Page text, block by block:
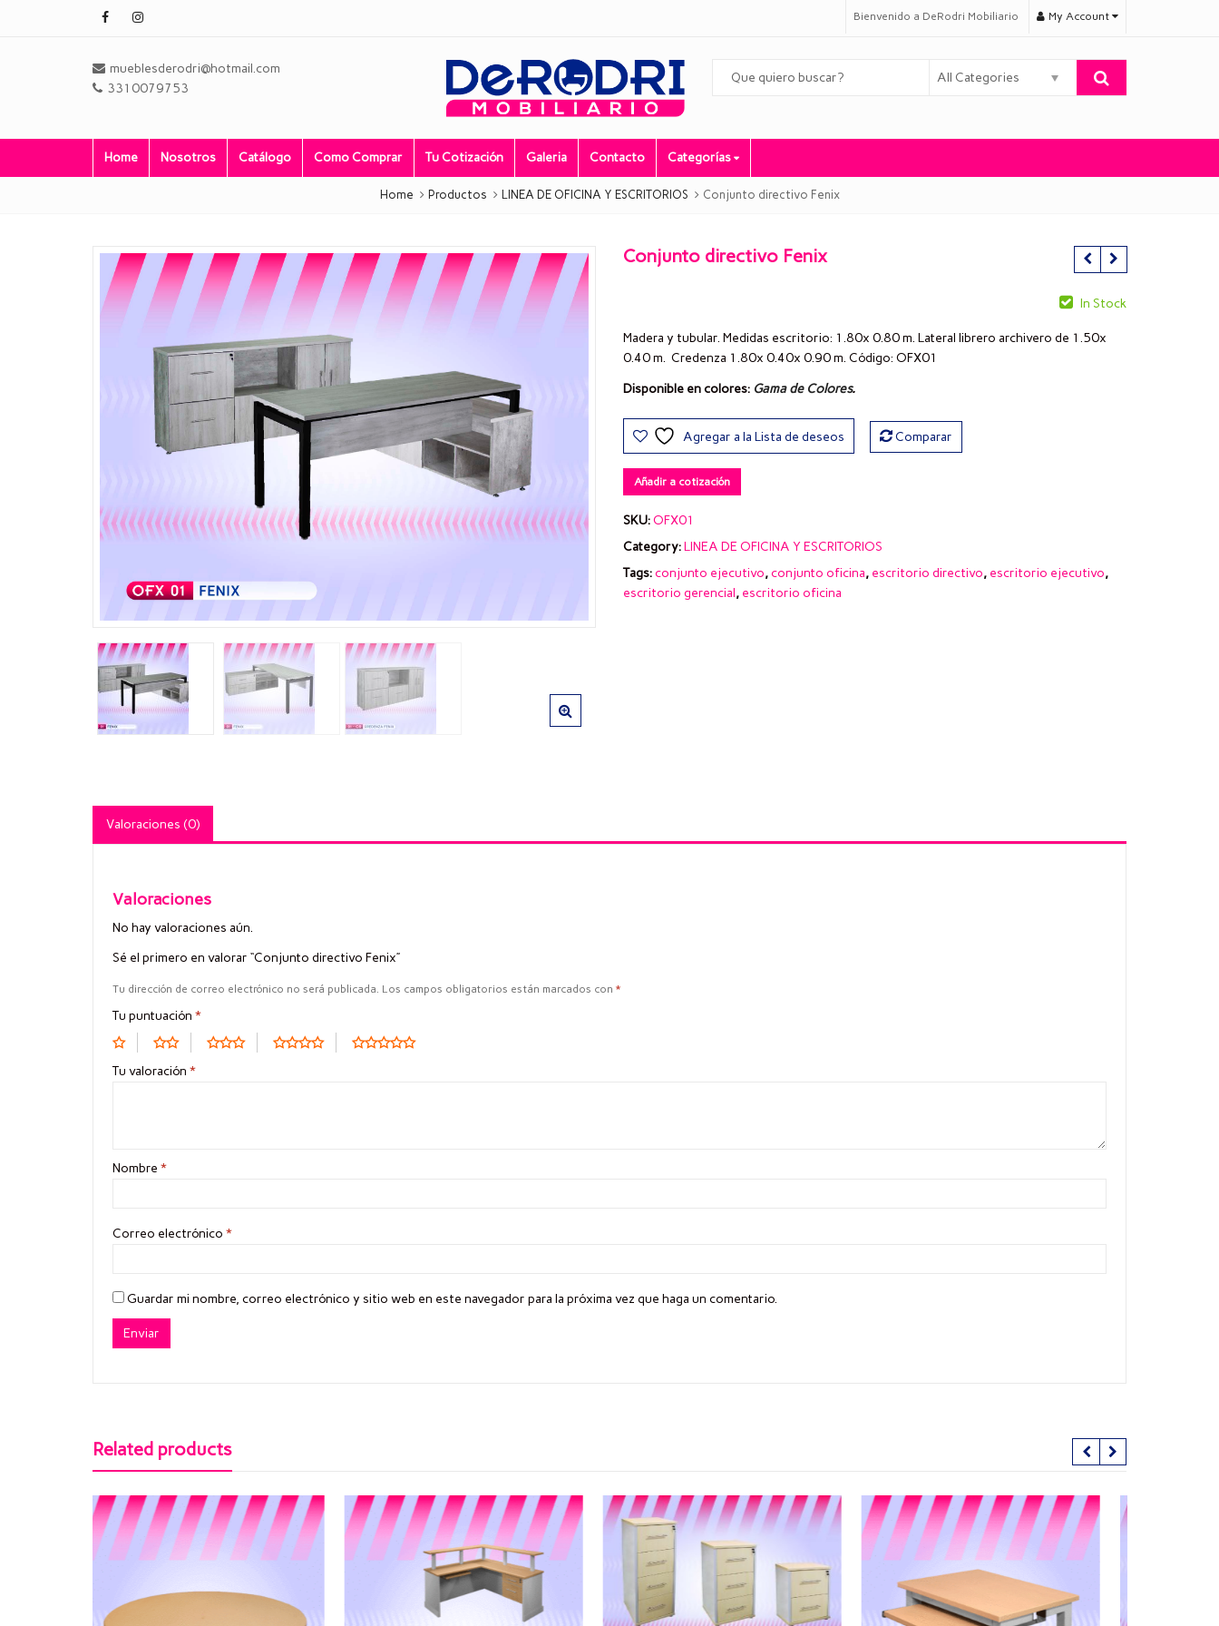
Bienvenido a DeRodri Mobiliario My Account
mueblesderodri@hotmail.com
3310079753
All Categories
Home Nosotros Catálogo Como Comprar Tu Cotización Galeria Contacto Categorías
Home Productos LINEA DE OFICINA Y ESCRITORIOS Conjunto directivo Fenix
Conjunto directivo Fenix
In Stock
Madera y tubular. Medidas escritorio: 1.80x 0.80 m. Lateral librero archivero de 1.50x
0.40 m. Credenza 1.80x 0.40x 0.90 m. Código: OFX01
Disponible en colores: Gama de Colores.
Agregar a la Lista de deseos Comparar
Añadir a cotización
SKU:OFX01
Category:LINEA DE OFICINA Y ESCRITORIOS
Tags:conjunto ejecutivo,conjunto oficina, escritorio directivo, escritorio ejecutivo,
escritorio gerencial, escritorio oficina
Valoraciones (0)
Valoraciones
No hay valoraciones aún.
Sé el primero en valorar “Conjunto directivo Fenix”
Tu dirección de correo electrónico no será publicada. Los campos obligatorios están marcados con *
Tu puntuación *
Tu valoración *
Nombre *
Correo electrónico *
Guardar mi nombre, correo electrónico y sitio web en este navegador para la próxima vez que haga un comentario.
Related products